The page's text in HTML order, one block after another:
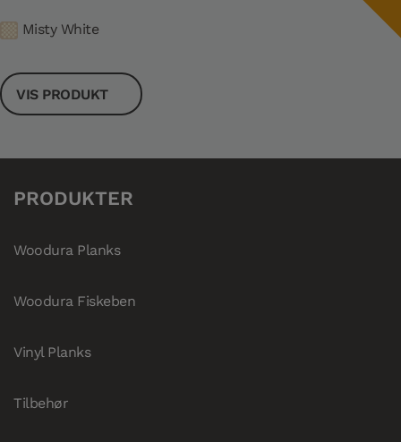
Misty White
VIS PRODUKT
PRODUKTER
Woodura Planks
Woodura Fiskeben
Vinyl Planks
Tilbehør